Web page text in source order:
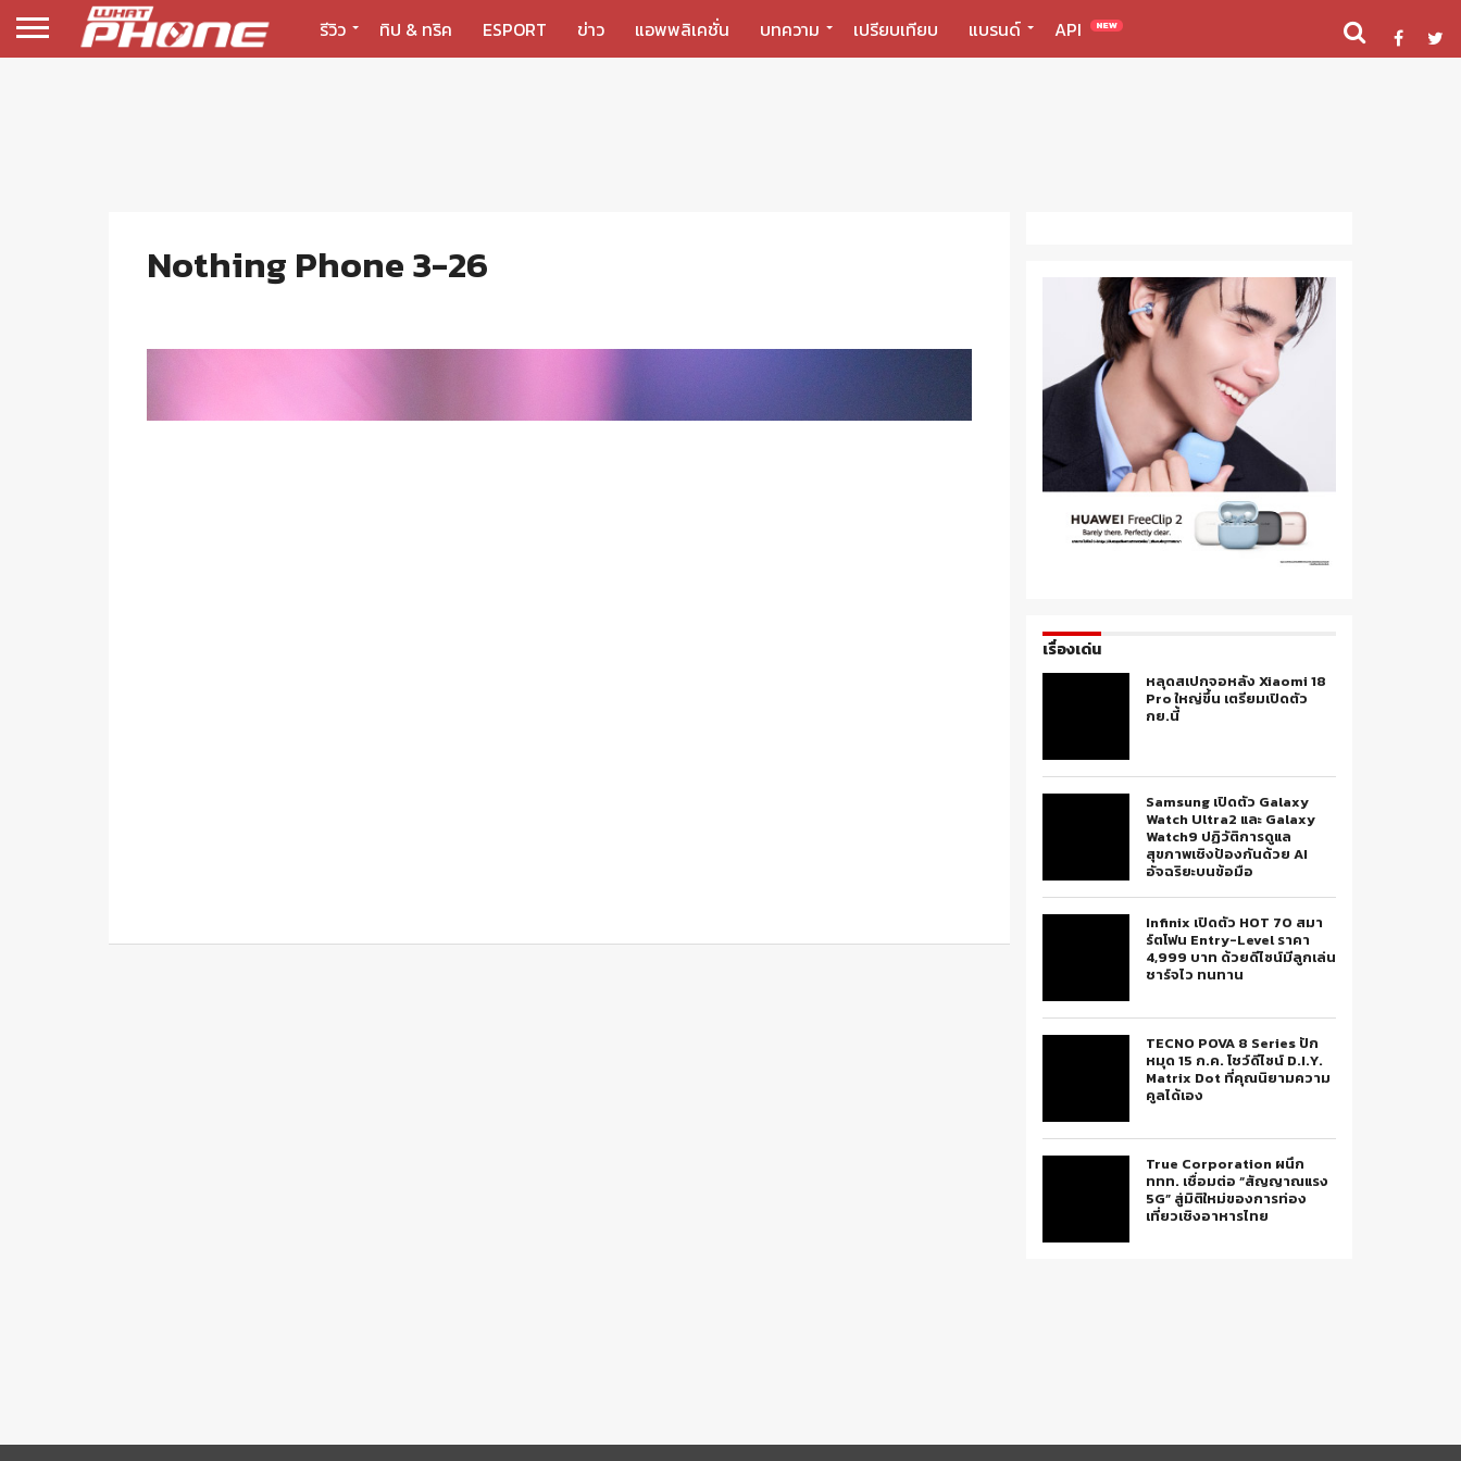
รีวิว ทิป & ทริค ESPORT ข่าว แอพพลิเคชั่น บทความ เปรียบเทียบ แบรนด์ API NEW
Nothing Phone 3-26
เรื่องเด่น
หลุดสเปกจอหลัง Xiaomi 18
Pro ใหญ่ขึ้น เตรียมเปิดตัว
กย.นี้
Samsung เปิดตัว Galaxy
Watch Ultra2 และ Galaxy
Watch9 ปฏิวัติการดูแล
สุขภาพเชิงป้องกันด้วย AI
อัจฉริยะบนข้อมือ
Infinix เปิดตัว HOT 70 สมา
ร์ตโฟน Entry-Level ราคา
4,999 บาท ด้วยดีไซน์มีลูกเล่น
ชาร์จไว ทนทาน
TECNO POVA 8 Series ปัก
หมุด 15 ก.ค. โชว์ดีไซน์ D.I.Y.
Matrix Dot ที่คุณนิยามความ
คูลได้เอง
True Corporation ผนึก
ททท. เชื่อมต่อ “สัญญาณแรง
5G” สู่มิติใหม่ของการท่อง
เที่ยวเชิงอาหารไทย